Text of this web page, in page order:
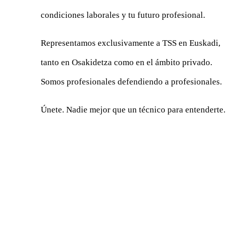
condiciones laborales y tu futuro profesional.
Representamos exclusivamente a TSS en Euskadi,
tanto en Osakidetza como en el ámbito privado.
Somos profesionales defendiendo a profesionales.
Únete. Nadie mejor que un técnico para entenderte.